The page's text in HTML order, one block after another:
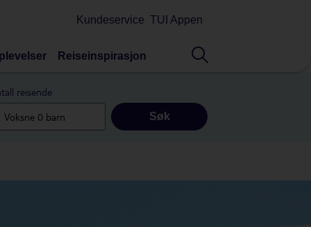
Kundeservice TUI Appen
Reiseinspirasjon
reisende
Søk